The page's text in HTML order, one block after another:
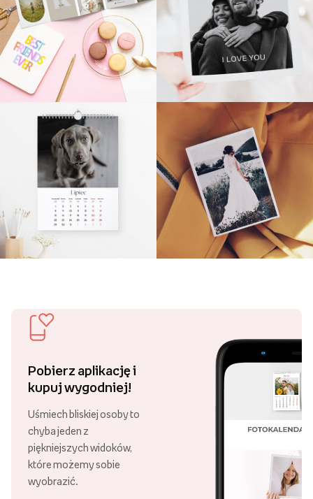
Pobierz aplikację i
kupuj wygodniej!
Uśmiech bliskiej osoby to
chyba jeden z
piękniejszych widoków,
które możemy sobie
wyobrazić.